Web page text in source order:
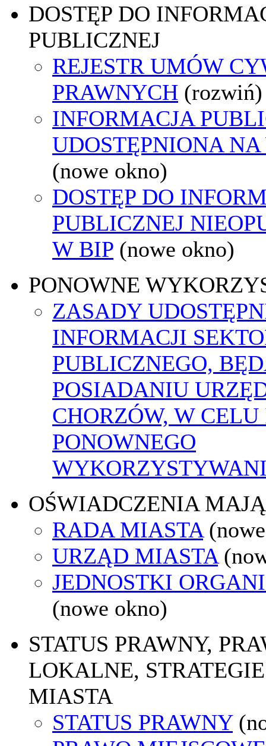
DOSTĘP DO
PUBLICZNEJ
REJESTR UMÓW
PRAWNYCH (rozwiń)
INFORMACJA
UDOSTĘPNIONA
(nowe okno)
DOSTĘP DO
PUBLICZNEJ
W BIP (nowe okno)
PONOWNE
ZASADY
INFORMACJI
PUBLICZNEGO,
POSIADANIU
CHORZÓW, W
PONOWNEGO
OŚWIADCZENIA
RADA MIASTA
URZĄD MIASTA
JEDNOSTKI
(nowe okno)
STATUS PRAWNY,
LOKALNE,
MIASTA
STATUS PRAWNY